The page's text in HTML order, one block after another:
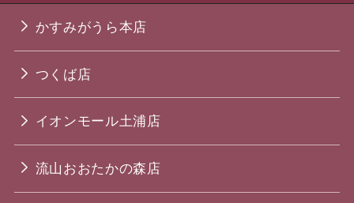
かすみがうら本店
つくば店
イオンモール土浦店
流山おおたかの森店